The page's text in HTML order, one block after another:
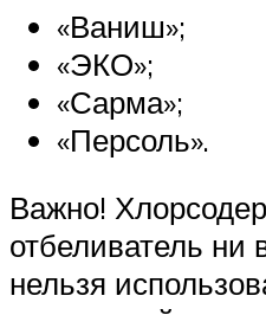
«Ваниш»;
«ЭКО»;
«Сарма»;
«Персоль».
Важно!
отбеливатель ни
нельзя